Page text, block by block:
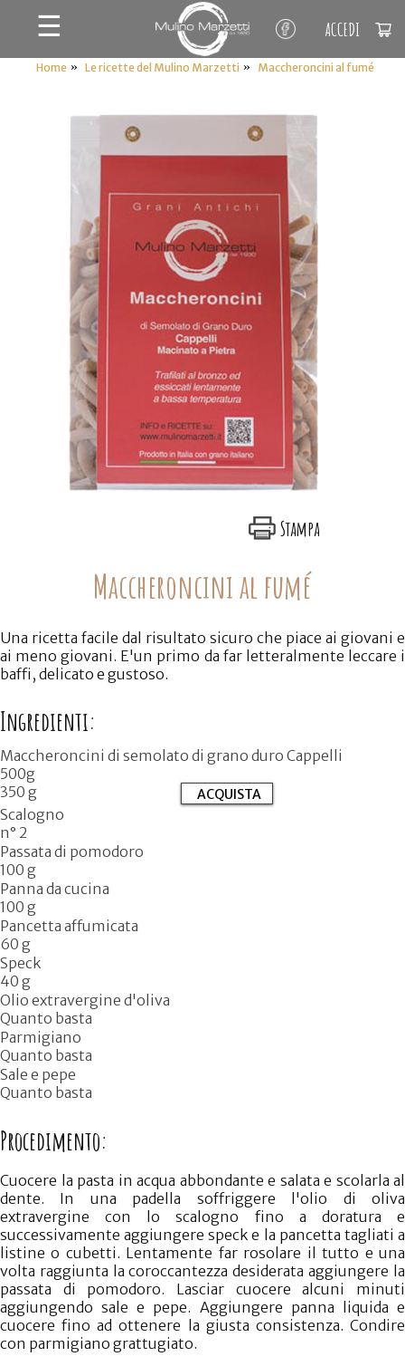
☰ ACCEDI
Home » Le ricette del Mulino Marzetti » Maccheroncini al fumé
Stampa
Maccheroncini al fumé
Una ricetta facile dal risultato sicuro che piace ai giovani e
ai meno giovani. E'un primo da far letteralmente leccare i
baffi, delicato e gustoso.
Ingredienti:
Maccheroncini di semolato di grano duro Cappelli
500g
350 g
ACQUISTA
Scalogno
n° 2
Passata di pomodoro
100 g
Panna da cucina
100 g
Pancetta affumicata
60 g
Speck
40 g
Olio extravergine d'oliva
Quanto basta
Parmigiano
Quanto basta
Sale e pepe
Quanto basta
Procedimento:
Cuocere la pasta in acqua abbondante e salata e scolarla al
dente. In una padella soffriggere l'olio di oliva
extravergine con lo scalogno fino a doratura e
successivamente aggiungere speck e la pancetta tagliati a
listine o cubetti. Lentamente far rosolare il tutto e una
volta raggiunta la coroccantezza desiderata aggiungere la
passata di pomodoro. Lasciar cuocere alcuni minuti
aggiungendo sale e pepe. Aggiungere panna liquida e
cuocere fino ad ottenere la giusta consistenza. Condire
con parmigiano grattugiato.
IL MIO CARRELLO
stai aggiungendo questo articolo:
Codice:
Confezione da
Quantità:
Prezzo:
CONTINUA GLI ACQUISTI
VAI AL CARRELLO
ACQUISTA ORA